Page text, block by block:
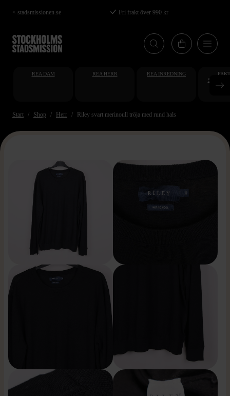
Hoppa
till
huvudinnehåll
< stadsmissionen.se Fri frakt över 990 kr
REA DAM REA HERR REA INREDNING
Start Shop Herr Riley svart merinoull tröja med rund hals